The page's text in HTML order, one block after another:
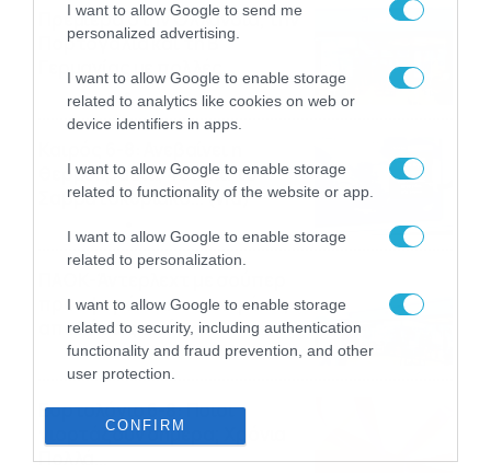
I want to allow Google to send me
personalized advertising.
I want to allow Google to enable storage
related to analytics like cookies on web or
device identifiers in apps.
I want to allow Google to enable storage
related to functionality of the website or app.
I want to allow Google to enable storage
related to personalization.
I want to allow Google to enable storage
related to security, including authentication
functionality and fraud prevention, and other
user protection.
CONFIRM
Πρεμιέρα στην Ολλανδία, την
Πορτογαλία και τη Β’
Γερμανίας με πολλές
στοιχηματικές επιλογές από
το ΠΑΜΕ ΣΤΟΙΧΗΜΑ
07/08/2026 16:41
θερμοκρασία, 40άρια το
Σαββατοκύριακο… (vid)
προσφορά* και ενισχυμένες
αποδόσεις από
το Pamestoixima.gr
06/08/2026 14:02
Εορτολόγιο 6-8: Ποιοι
γιορτάζουν σήμερα; Χρόνια
Πολλά…